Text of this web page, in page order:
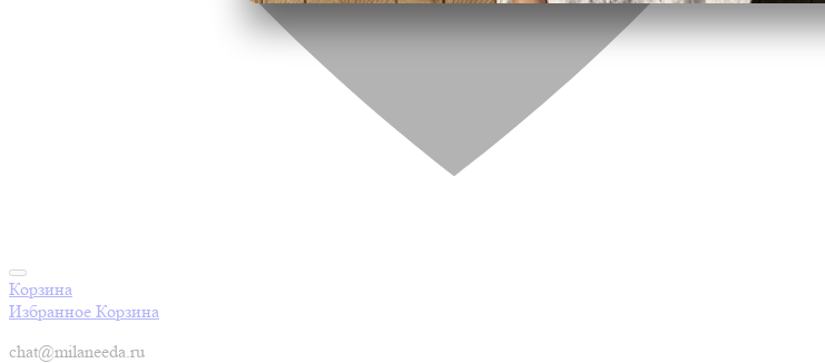
Корзина
Избранное Корзина
chat@milaneeda.ru